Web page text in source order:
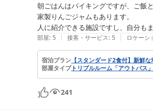
朝ごはんはバイキングですが、ご飯
家製りんごジャムもあります。
人に紹介できる施設ですし、自分も
部屋: 5 | 接客・サービス: 5 | ロケーシ
宿泊プラン 【スタンダード2食付】新鮮
部屋タイプトリプルルーム「アウトバス」
241